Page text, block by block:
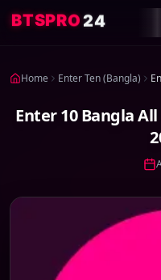
BTSPRO24
Home Enter Ten (Bangla)
Enter 10 Bangla